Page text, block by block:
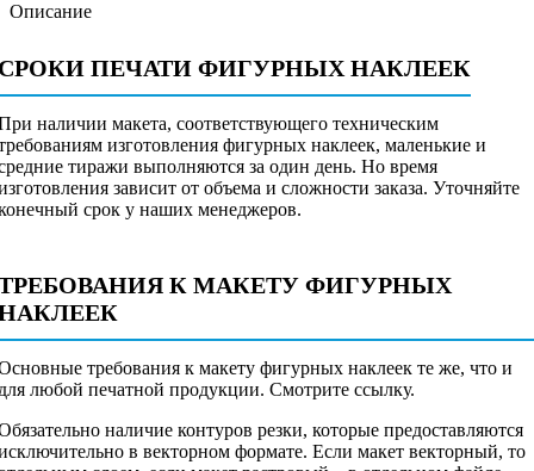
Описание
ПЕЧАТИ ФИГУРНЫХ НАКЛЕЕК
наличии макета, соответствующего техническим
изготовления фигурных наклеек, маленькие и
тиражи выполняются за один день. Но время
зависит от объема и сложности заказа. Уточняйте
срок у наших менеджеров.
К МАКЕТУ ФИГУРНЫХ
требования к макету фигурных наклеек те же, что и
любой печатной продукции. Смотрите ссылку.
наличие контуров резки, которые предоставляются
в векторном формате. Если макет векторный, то